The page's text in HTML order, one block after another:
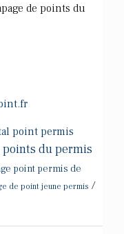
de points du
point permis
du permis
point permis de
de point jeune permis /